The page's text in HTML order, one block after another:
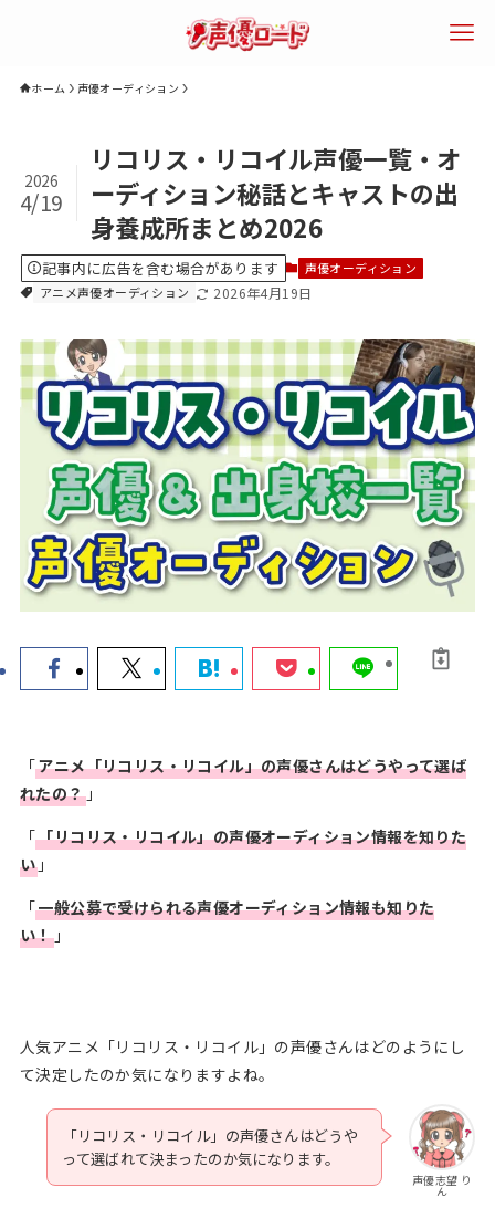
エリアで探す 年齢で探す 声優になるに
は？
声優専門学校 声優養成所 声優スクール
声優コースのあ
る高校
声優科のある
大学
声優ワークシ
ョップ
声優オーディシ
ョン
声優ニュース
＆トレンド
お知らせ
HOME
お問い合わせ
ホーム 声優オーディション
リコリス・リコイル声優一覧・オ
ーディション秘話とキャストの出
身養成所まとめ2026
2026
4/19
記事内に広告を含む場合があります
声優オーディション
アニメ声優オーディション
2026年4月19日
「アニメ「リコリス・リコイル」の声優さんはどうやって選ば
れたの？」
「「リコリス・リコイル」の声優オーディション情報を知りた
い 」
「一般公募で受けられる声優オーディション情報も知りた
い！」
人気アニメ「リコリス・リコイル」の声優さんはどのようにし
て決定したのか気になりますよね。
声優志望 り
ん
「リコリス・リコイル」の声優さんはどうや
って選ばれて決まったのか気になります。